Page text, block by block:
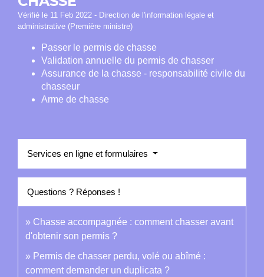
Vérifié le 11 Feb 2022 - Direction de l'information légale et
administrative (Première ministre)
Passer le permis de chasse
Validation annuelle du permis de chasser
Assurance de la chasse - responsabilité civile du
chasseur
Arme de chasse
Services en ligne et formulaires
Questions ? Réponses !
Chasse accompagnée : comment chasser avant
d'obtenir son permis ?
Permis de chasser perdu, volé ou abîmé :
comment demander un duplicata ?